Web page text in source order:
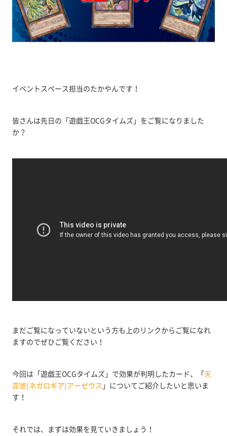
イベントスペース担当のたかやんです！
皆さんは先日の「遊戯王OCGタイムズ」をご覧になりました
か？
まだご覧になっていないという方も上のリンクからご覧になれ
ますのでぜひご覧ください！
今回は「遊戯王OCGタイムズ」で効果が判明したカード、「天
霆號(ネガロギア)アーゼウス 」についてご紹介したいと思いま
す！
それでは、まずは効果を見ていきましょう！